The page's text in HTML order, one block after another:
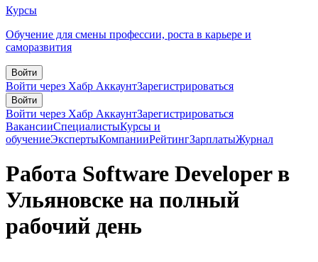
Курсы
Обучение для смены профессии, роста в карьере и
саморазвития
Войти
Войти через Хабр АккаунтЗарегистрироваться
Войти
Войти через Хабр АккаунтЗарегистрироваться
ВакансииСпециалистыКурсы и
обучениеЭкспертыКомпанииРейтингЗарплатыЖурнал
Работа Software Developer в
Ульяновске на полный
рабочий день